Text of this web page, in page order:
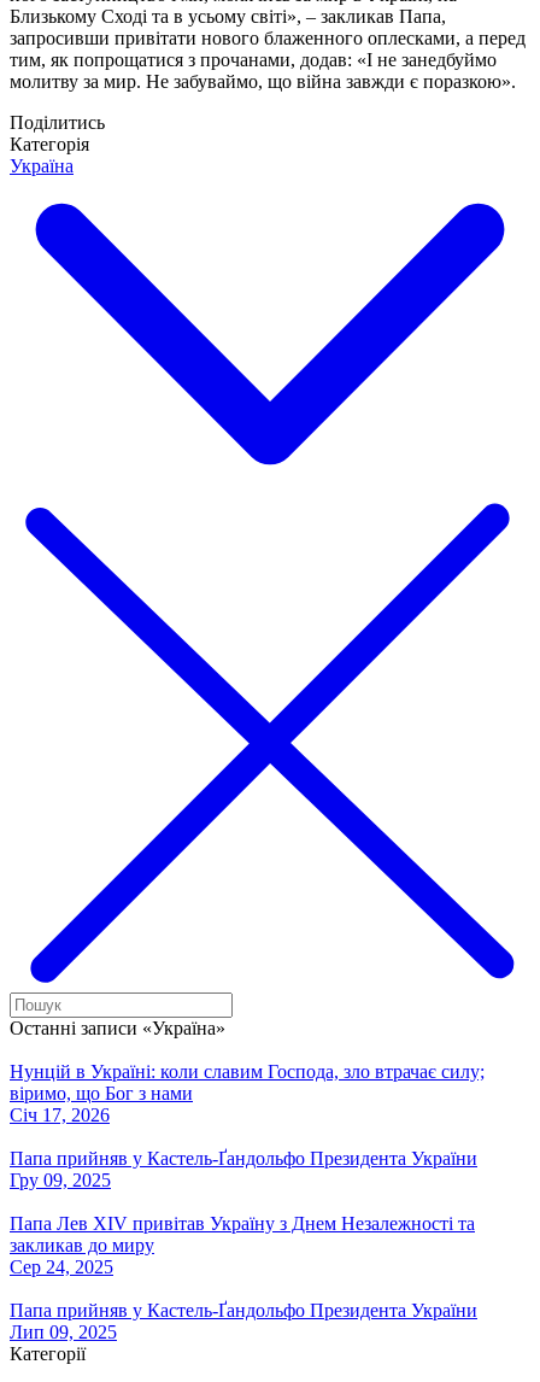
Близькому Сході та в усьому світі», – закликав Папа,
запросивши привітати нового блаженного оплесками, а перед
тим, як попрощатися з прочанами, додав: «І не занедбуймо
молитву за мир. Не забуваймо, що війна завжди є поразкою».
Поділитись
Категорія
Україна
Останні записи «Україна»
Нунцій в Україні: коли славим Господа, зло втрачає силу;
віримо, що Бог з нами
Січ 17, 2026
Папа прийняв у Кастель-Ґандольфо Президента України
Гру 09, 2025
Папа Лев XIV привітав Україну з Днем Незалежності та
закликав до миру
Сер 24, 2025
Папа прийняв у Кастель-Ґандольфо Президента України
Лип 09, 2025
Категорії